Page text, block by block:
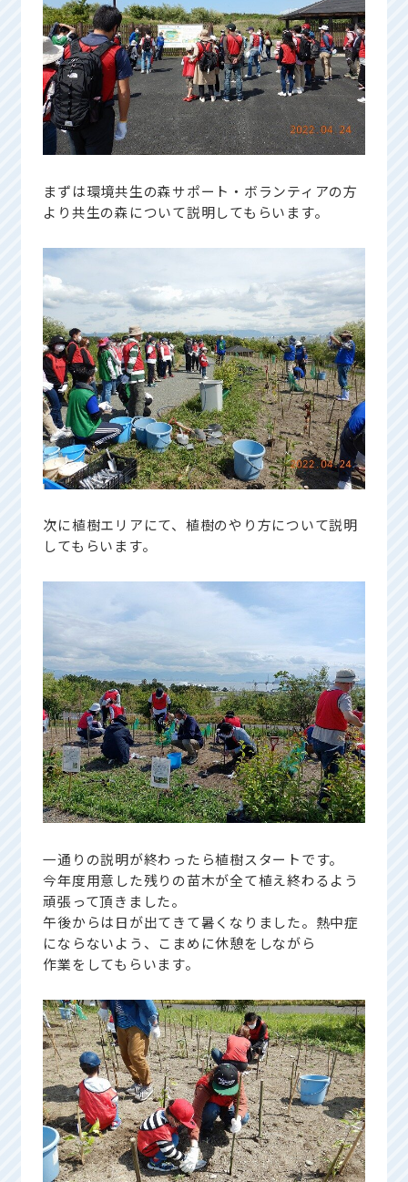
まずは環境共生の森サポート・ボランティアの方
より共生の森について説明してもらいます。
次に植樹エリアにて、植樹のやり方について説明
してもらいます。
一通りの説明が終わったら植樹スタートです。
今年度用意した残りの苗木が全て植え終わるよう
頑張って頂きました。
午後からは日が出てきて暑くなりました。熱中症
にならないよう、こまめに休憩をしながら
作業をしてもらいます。